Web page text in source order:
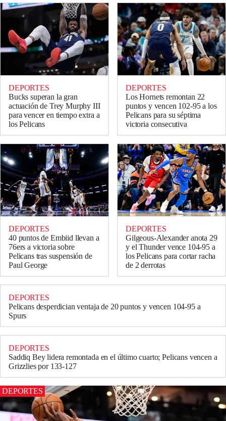
DEPORTES
Bucks superan la gran
actuación de Trey Murphy III
para vencer en tiempo extra a
los Pelicans
DEPORTES
Los Hornets remontan 22
puntos y vencen 102-95 a los
Pelicans para su séptima
victoria consecutiva
DEPORTES
40 puntos de Embiid llevan a
76ers a victoria sobre
Pelicans tras suspensión de
Paul George
DEPORTES
Gilgeous-Alexander anota 29
y el Thunder vence 104-95 a
los Pelicans para cortar racha
de 2 derrotas
DEPORTES
Pelicans desperdician ventaja de 20 puntos y vencen 104-95 a
Spurs
DEPORTES
Saddiq Bey lidera remontada en el último cuarto; Pelicans vencen a
Grizzlies por 133-127
DEPORTES